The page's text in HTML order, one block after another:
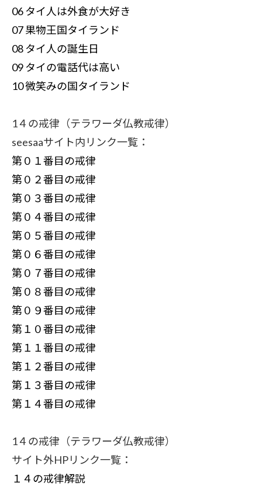
06 タイ人は外食が大好き
07 果物王国タイランド
08 タイ人の誕生日
09 タイの電話代は高い
10 微笑みの国タイランド
1４の戒律（テラワーダ仏教戒律）
seesaaサイト内リンク一覧：
第０１番目の戒律
第０２番目の戒律
第０３番目の戒律
第０４番目の戒律
第０５番目の戒律
第０６番目の戒律
第０７番目の戒律
第０８番目の戒律
第０９番目の戒律
第１０番目の戒律
第１１番目の戒律
第１２番目の戒律
第１３番目の戒律
第１４番目の戒律
1４の戒律（テラワーダ仏教戒律）
サイト外HPリンク一覧：
１４の戒律解説